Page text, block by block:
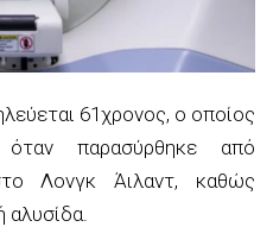
61χρονος, ο οποίος
όταν παρασύρθηκε από
Λονγκ Άιλαντ, καθώς